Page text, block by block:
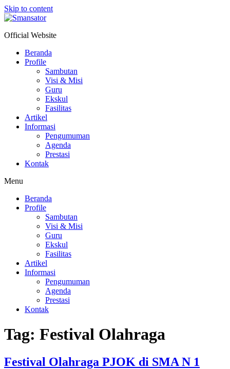
Skip to content
Official Website
Beranda
Profile
Sambutan
Visi & Misi
Guru
Ekskul
Fasilitas
Artikel
Informasi
Pengumuman
Agenda
Prestasi
Kontak
Menu
Beranda
Profile
Sambutan
Visi & Misi
Guru
Ekskul
Fasilitas
Artikel
Informasi
Pengumuman
Agenda
Prestasi
Kontak
Tag: Festival Olahraga
Festival Olahraga PJOK di SMA N 1